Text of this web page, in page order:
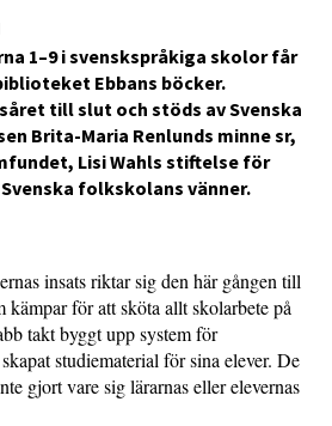
1–9 i svenskspråkiga skolor får
Ebbans böcker.
till slut och stöds av Svenska
Brita-Maria Renlunds minne sr,
Lisi Wahls stiftelse för
folkskolans vänner.
insats riktar sig den här gången till
kämpar för att sköta allt skolarbete på
takt byggt upp system för
studiematerial för sina elever. De
gjort vare sig lärarnas eller elevernas